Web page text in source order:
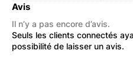
Avis
Il n’y a pas encore d’avis.
Seuls les clients connectés
possibilité de laisser un avis.